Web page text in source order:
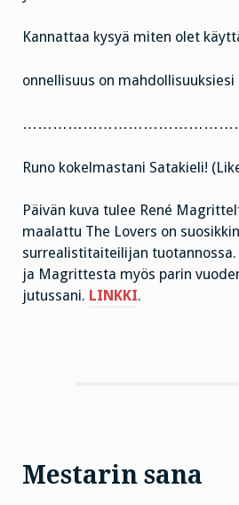
Kannattaa kysyä miten olet
onnellisuus on
Runo kokelmastani Satakieli!
Päivän kuva tulee René
maalattu The Lovers on
surrealistitaiteilijan tuotannossa.
ja Magrittesta myös parin
jutussani. LINKKI.
Mestarin sana